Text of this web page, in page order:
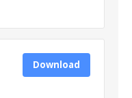
Download